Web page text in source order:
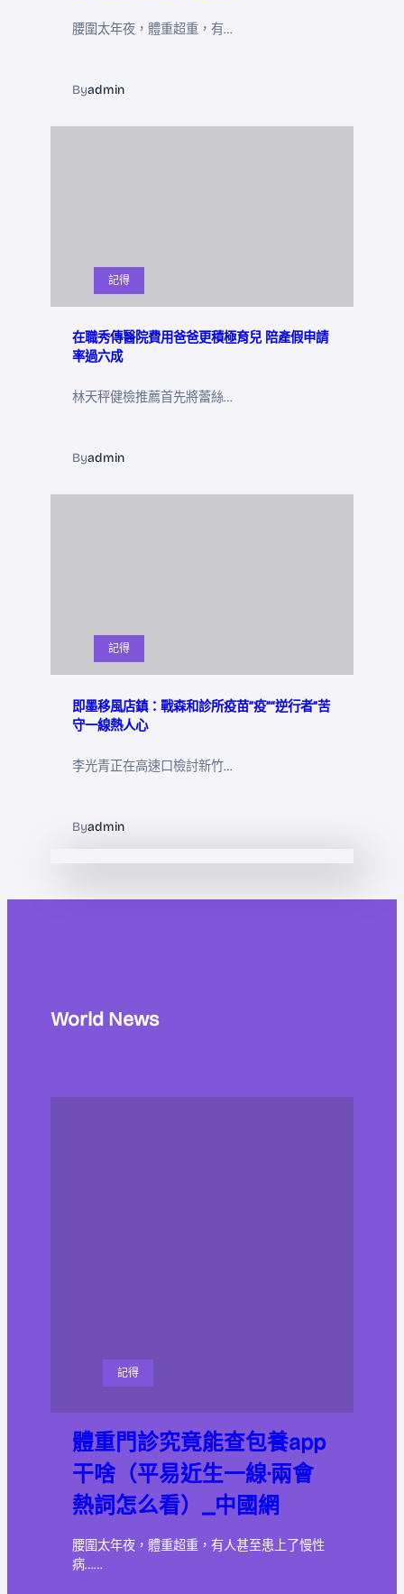
腰圍太年夜，體重超重，有…
Byadmin
記得
在職秀傳醫院費用爸爸更積極育兒 陪產假申請
率過六成
林天秤健檢推薦首先將蕾絲…
Byadmin
記得
即墨移風店鎮：戰森和診所疫苗“疫”“逆行者”苦
守一線熱人心
李光青正在高速口檢討新竹…
Byadmin
World News
記得
體重門診究竟能查包養app
干啥（平易近生一線·兩會
熱詞怎么看）_中國網
腰圍太年夜，體重超重，有人甚至患上了慢性
病……